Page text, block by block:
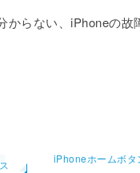
からない、iPhoneの
iPhoneホームボタ